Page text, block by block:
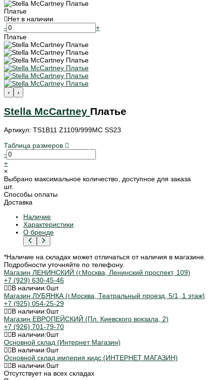
Платье
Нет в наличии
-
+
Платье
‹ ›
Stella McCartney Платье
Артикул: TS1B11 Z1109/999MC SS23
Таблица размеров
-
+
×
Выбрано максимальное количество, доступное для заказа
шт.
Способы оплаты
Доставка
Наличие
Характеристики
О бренде
*Наличие на складах может отличаться от наличия в магазине.
Подробности уточняйте по телефону.
Магазин ЛЕНИНСКИЙ (г.Москва, Ленинский проспект, 109)
+7 (929) 630-45-46
В наличии:0шт
Магазин ЛУБЯНКА (г.Москва, Театральный проезд, 5/1, 1 этаж)
+7 (925) 054-25-29
В наличии:0шт
Магазин ЕВРОПЕЙСКИЙ (Пл. Киевского вокзала, 2)
+7 (926) 701-79-70
В наличии:0шт
Основной склад (Интернет Магазин)
В наличии:0шт
Основной склад империя кидс (ИНТЕРНЕТ МАГАЗИН)
В наличии:0шт
Отсутствует на всех складах